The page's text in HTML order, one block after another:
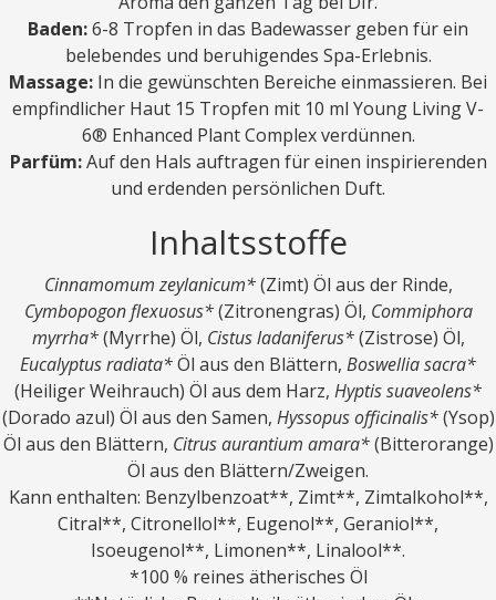
Baden:6-8 Tropfen in das Badewasser geben für ein
belebendes und beruhigendes Spa-Erlebnis.
Massage: In die gewünschten Bereiche einmassieren. Bei
empfindlicher Haut 15 Tropfen mit 10 ml Young Living V-
6® Enhanced Plant Complex verdünnen.
Parfüm:Auf den Hals auftragen für einen inspirierenden
und erdenden persönlichen Duft.
Inhaltsstoffe
Cinnamomum zeylanicum*(Zimt) Öl aus der Rinde,
Cymbopogon flexuosus*(Zitronengras) Öl, Commiphora
myrrha*(Myrrhe) Öl, Cistus ladaniferus*(Zistrose) Öl,
Eucalyptus radiata*Öl aus den Blättern, Boswellia sacra*
(Heiliger Weihrauch) Öl aus dem Harz, Hyptis suaveolens*
(Dorado azul) Öl aus den Samen, Hyssopus officinalis*(Ysop)
Öl aus den Blättern, Citrus aurantium amara*(Bitterorange)
Öl aus den Blättern/Zweigen.
Kann enthalten: Benzylbenzoat**, Zimt**, Zimtalkohol**,
Citral**, Citronellol**, Eugenol**, Geraniol**,
Isoeugenol**, Limonen**, Linalool**.
*100 % reines ätherisches Öl